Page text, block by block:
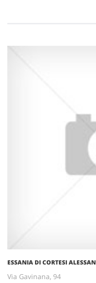
ESSANIA DI CORTESI
Via Gavinana, 94